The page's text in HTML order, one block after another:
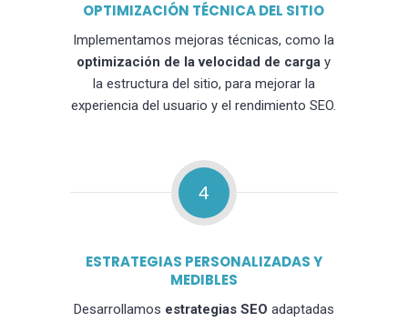
OPTIMIZACIÓN TÉCNICA DEL SITIO
Implementamos mejoras técnicas, como la
optimización de la velocidad de carga y
la estructura del sitio, para mejorar la
experiencia del usuario y el rendimiento SEO.
4
ESTRATEGIAS PERSONALIZADAS Y
MEDIBLES
Desarrollamos estrategias SEO adaptadas